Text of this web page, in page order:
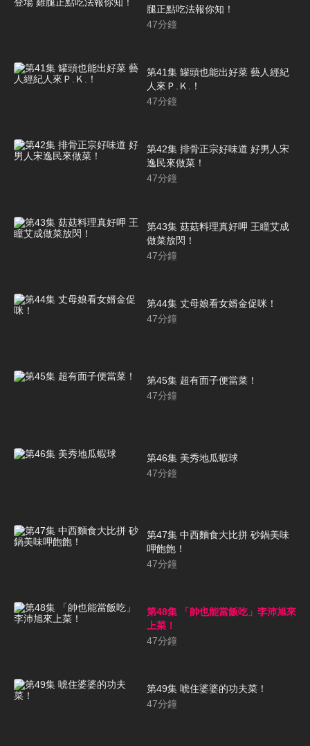
腿正點吃法報你知！
47分鐘
第41集 罐頭也能出好菜 藝人經紀
人來Ｐ.Ｋ.！
47分鐘
第42集 排骨正宗好味道 好男人宋
逸民來做菜！
47分鐘
第43集 菇菇料理真好呷 王瞳艾成
做菜放閃！
47分鐘
第44集 丈母娘看女婿金促咪！
47分鐘
第45集 超有面子便當菜！
47分鐘
第46集 美秀地瓜蝦球
47分鐘
第47集 中西麵食大比拼 砂鍋美味
呷飽飽！
47分鐘
第48集 「帥也能當飯吃」李沛旭來
上菜！
47分鐘
第49集 唬住婆婆的功夫菜！
47分鐘